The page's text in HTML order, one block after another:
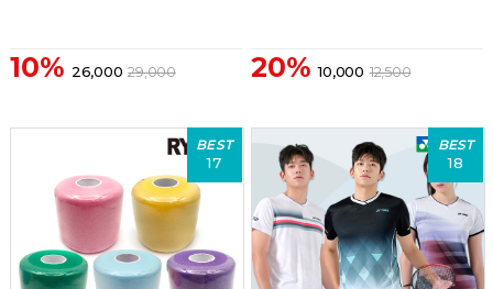
10% 26,000 29,000 20% 10,000 12,500
BEST
17
BEST
18